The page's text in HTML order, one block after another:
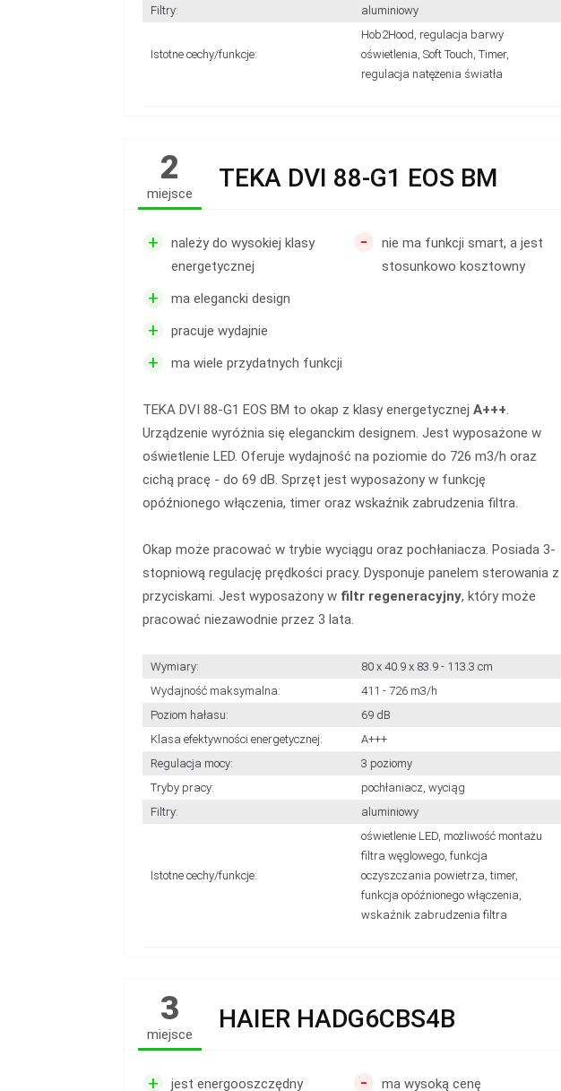
Filtry:
aluminiowy
Istotne cechy/funkcje:
Hob2Hood, regulacja barwy
oświetlenia, Soft Touch, Timer,
regulacja natężenia światła
2
miejsce
TEKA DVI 88-G1 EOS BM
+
należy do wysokiej klasy
energetycznej
+ ma elegancki design
+ pracuje wydajnie
+ ma wiele przydatnych funkcji
-
nie ma funkcji smart, a jest
stosunkowo kosztowny
TEKA DVI 88-G1 EOS BM to okap z klasy energetycznej A+++.
Urządzenie wyróżnia się eleganckim designem. Jest wyposażone w
oświetlenie LED. Oferuje wydajność na poziomie do 726 m3/h oraz
cichą pracę - do 69 dB. Sprzęt jest wyposażony w funkcję
opóźnionego włączenia, timer oraz wskaźnik zabrudzenia filtra.
Okap może pracować w trybie wyciągu oraz pochłaniacza. Posiada 3-
stopniową regulację prędkości pracy. Dysponuje panelem sterowania z
przyciskami. Jest wyposażony w filtr regeneracyjny, który może
pracować niezawodnie przez 3 lata.
Wymiary:
80 x 40.9 x 83.9 - 113.3 cm
Wydajność maksymalna:
411 - 726 m3/h
Poziom hałasu:
69 dB
Klasa efektywności energetycznej:
A+++
Regulacja mocy:
3 poziomy
Tryby pracy:
pochłaniacz, wyciąg
Filtry:
aluminiowy
Istotne cechy/funkcje:
oświetlenie LED, możliwość montażu
filtra węglowego, funkcja
oczyszczania powietrza, timer,
funkcja opóźnionego włączenia,
wskaźnik zabrudzenia filtra
3
miejsce
HAIER HADG6CBS4B
+ jest energooszczędny - ma wysoką cenę